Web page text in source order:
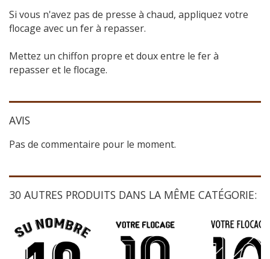
Si vous n'avez pas de presse à chaud, appliquez votre
flocage avec un fer à repasser.
Mettez un chiffon propre et doux entre le fer à
repasser et le flocage.
AVIS
Pas de commentaire pour le moment.
30 AUTRES PRODUITS DANS LA MÊME CATÉGORIE: